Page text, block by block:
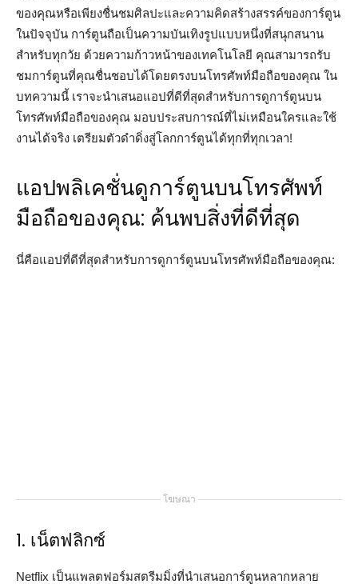
ของคุณหรือเพียงชื่นชมศิลปะและความคิดสร้างสรรค์ของการ์ตูน
ในปัจจุบัน การ์ตูนถือเป็นความบันเทิงรูปแบบหนึ่งที่สนุกสนาน
สำหรับทุกวัย ด้วยความก้าวหน้าของเทคโนโลยี คุณสามารถรับ
ชมการ์ตูนที่คุณชื่นชอบได้โดยตรงบนโทรศัพท์มือถือของคุณ ใน
บทความนี้ เราจะนำเสนอแอปที่ดีที่สุดสำหรับการดูการ์ตูนบน
โทรศัพท์มือถือของคุณ มอบประสบการณ์ที่ไม่เหมือนใครและใช้
งานได้จริง เตรียมตัวดำดิ่งสู่โลกการ์ตูนได้ทุกที่ทุกเวลา!
แอปพลิเคชั่นดูการ์ตูนบนโทรศัพท์
มือถือของคุณ: ค้นพบสิ่งที่ดีที่สุด
นี่คือแอปที่ดีที่สุดสำหรับการดูการ์ตูนบนโทรศัพท์มือถือของคุณ:
โฆษณา
1. เน็ตฟลิกซ์
Netflix เป็นแพลตฟอร์มสตรีมมิ่งที่นำเสนอการ์ตูนหลากหลาย